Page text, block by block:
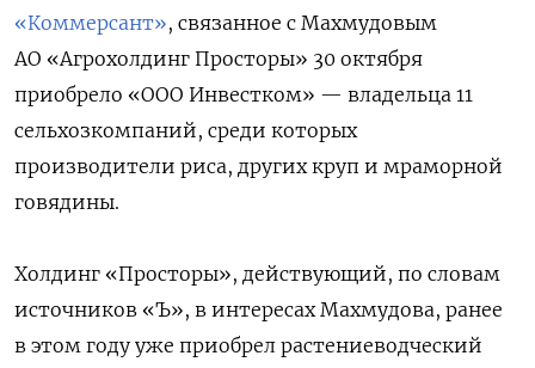
«Коммерсант», связанное с Махмудовым
АО «Агрохолдинг Просторы» 30 октября
приобрело «ООО Инвестком» — владельца 11
сельхозкомпаний, среди которых
производители риса, других круп и мраморной
говядины.
Холдинг «Просторы», действующий, по словам
источников «Ъ», в интересах Махмудова, ранее
в этом году уже приобрел растениеводческий